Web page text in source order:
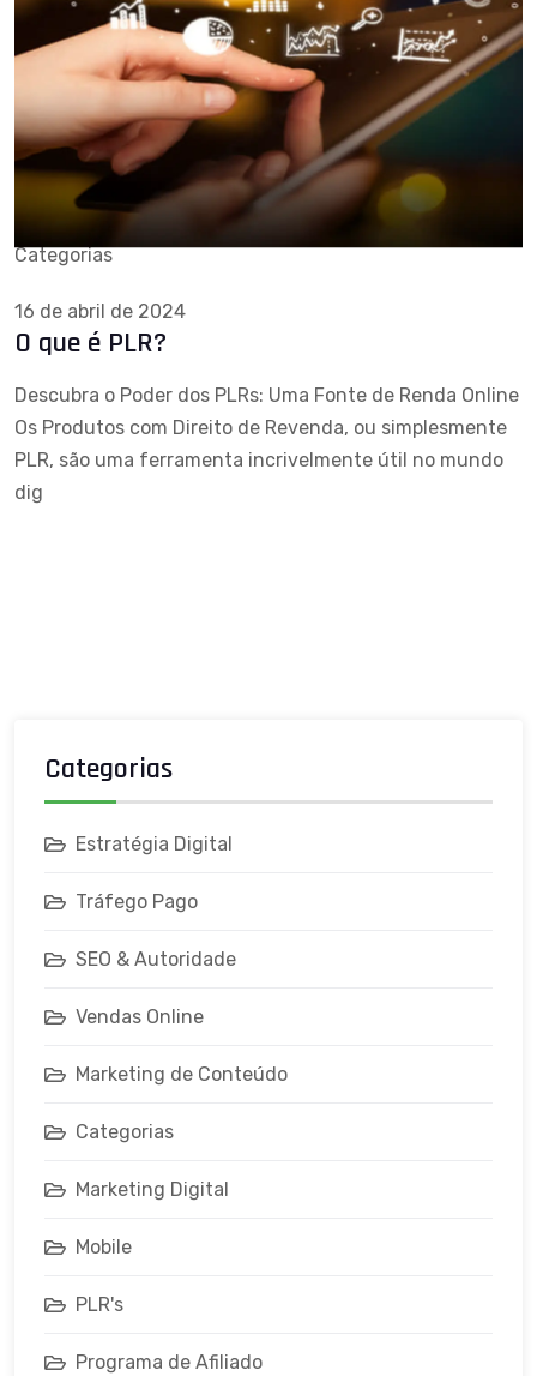
Categorias
16 de abril de 2024
O que é PLR?
Descubra o Poder dos PLRs: Uma Fonte de Renda Online
Os Produtos com Direito de Revenda, ou simplesmente
PLR, são uma ferramenta incrivelmente útil no mundo
dig
Categorias
Estratégia Digital
Tráfego Pago
SEO & Autoridade
Vendas Online
Marketing de Conteúdo
Categorias
Marketing Digital
Mobile
PLR's
Programa de Afiliado